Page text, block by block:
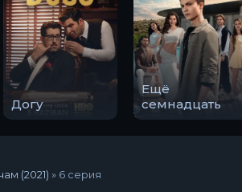
Догу
Ещё
семнадцать
(2021) » 6 серия